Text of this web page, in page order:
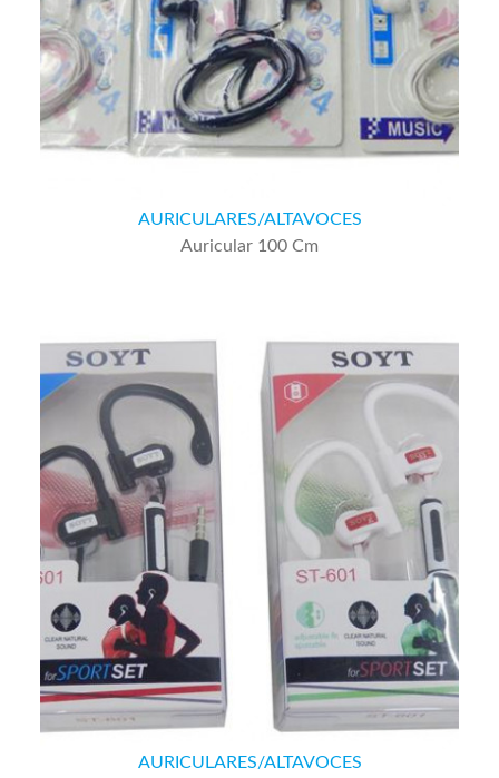
AURICULARES/ALTAVOCES
Auricular 100 Cm
AURICULARES/ALTAVOCES